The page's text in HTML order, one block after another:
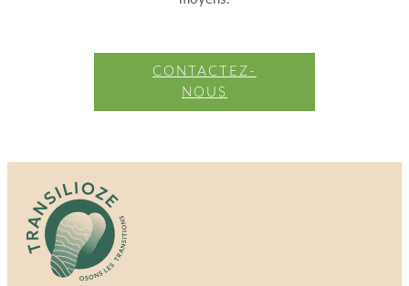
CONTACTEZ-
NOUS